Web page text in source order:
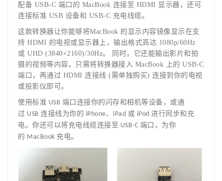
配备 USB-C 端口的 MacBook 连接至 HDMI 显示器，还可
连接标准 USB 设备和 USB-C 充电线缆。
这款转换器让你能够将MacBook 的显示内容镜像显示在支
持 HDMI 的电视或显示器上，输出格式高达 1080p/60Hz
或 UHD (3840×2160)/30Hz。 同时，它还能输出影片和拍
摄的视频等内容。只需将转换器接入 MacBook 上的 USB-C
端口，再通过 HDMI 连接线 (需单独购买) 连接到你的电视
或投影仪即可。
使用标准 USB 端口连接你的闪存和相机等设备，或通
过 USB 连接线为你的 iPhone、 iPad 或 iPod 进行同步和充
电。你还可以将充电线缆连接至 USB-C 端口，为你
的 MacBook 充电。